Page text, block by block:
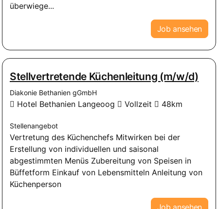
überwiege...
Job ansehen
Stellvertretende Küchenleitung (m/w/d)
Diakonie Bethanien gGmbH
Hotel Bethanien Langeoog Vollzeit 48km
Stellenangebot
Vertretung des Küchenchefs Mitwirken bei der
Erstellung von individuellen und saisonal
abgestimmten Menüs Zubereitung von Speisen in
Büffetform Einkauf von Lebensmitteln Anleitung von
Küchenperson
Job ansehen